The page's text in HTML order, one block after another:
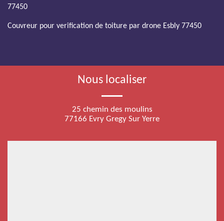
77450
Couvreur pour verification de toiture par drone Esbly 77450
Nous localiser
25 chemin des moulins
77166 Evry Gregy Sur Yerre